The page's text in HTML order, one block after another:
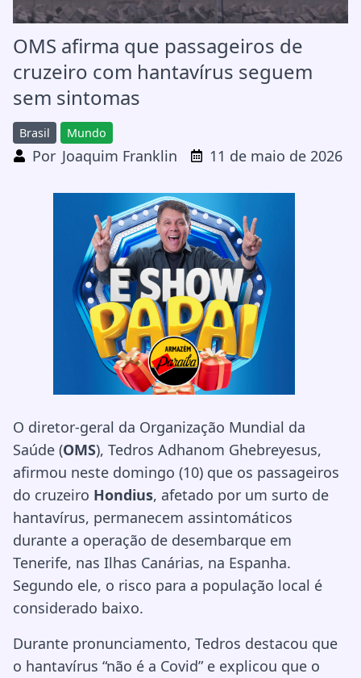
OMS afirma que passageiros de
cruzeiro com hantavírus seguem
sem sintomas
Brasil Mundo
Por Joaquim Franklin 11 de maio de 2026
O diretor-geral da Organização Mundial da
Saúde (OMS), Tedros Adhanom Ghebreyesus,
afirmou neste domingo (10) que os passageiros
do cruzeiro Hondius, afetado por um surto de
hantavírus, permanecem assintomáticos
durante a operação de desembarque em
Tenerife, nas Ilhas Canárias, na Espanha.
Segundo ele, o risco para a população local é
considerado baixo.
Durante pronunciamento, Tedros destacou que
o hantavírus “não é a Covid” e explicou que o